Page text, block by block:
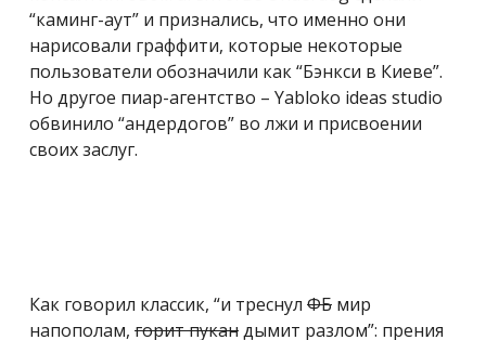
“каминг-аут” и признались, что именно они
нарисовали граффити, которые некоторые
пользователи обозначили как “Бэнкси в Киеве”.
Но другое пиар-агентство – Yabloko ideas studio
обвинило “андердогов” во лжи и присвоении
своих заслуг.
Как говорил классик, “и треснул ФБ мир
напополам, горит пукандымит разлом”: прения